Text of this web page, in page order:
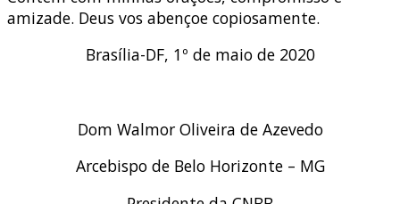
amizade. Deus vos abençoe copiosamente.
Brasília-DF, 1º de maio de 2020
Dom Walmor Oliveira de Azevedo
Arcebispo de Belo Horizonte – MG